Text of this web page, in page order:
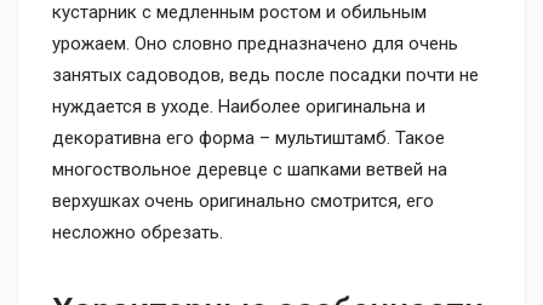
кустарник с медленным ростом и обильным
урожаем. Оно словно предназначено для очень
занятых садоводов, ведь после посадки почти не
нуждается в уходе. Наиболее оригинальна и
декоративна его форма – мультиштамб. Такое
многоствольное деревце с шапками ветвей на
верхушках очень оригинально смотрится, его
несложно обрезать.